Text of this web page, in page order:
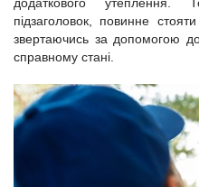
підзаголовок, повинне
звертаючись за допомогою до
справному стані.